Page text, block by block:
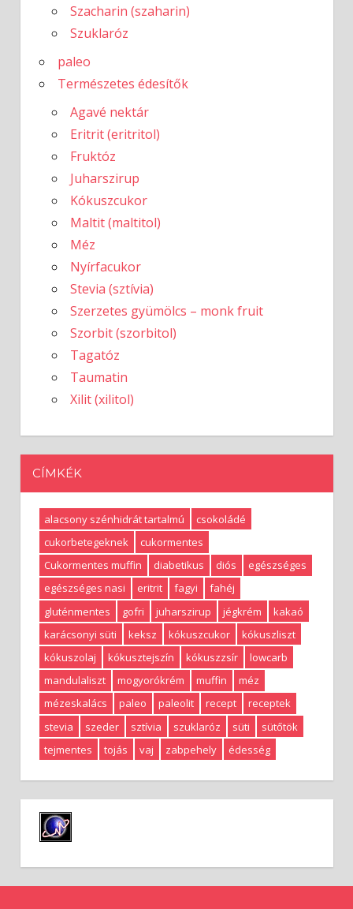
Szacharin (szaharin)
Szuklaróz
paleo
Természetes édesítők
Agavé nektár
Eritrit (eritritol)
Fruktóz
Juharszirup
Kókuszcukor
Maltit (maltitol)
Méz
Nyírfacukor
Stevia (sztívia)
Szerzetes gyümölcs – monk fruit
Szorbit (szorbitol)
Tagatóz
Taumatin
Xilit (xilitol)
CÍMKÉK
alacsony szénhidrát tartalmú
csokoládé
cukorbetegeknek
cukormentes
Cukormentes muffin
diabetikus diós
egészséges
egészséges nasi
eritrit fagyi
fahéj
gluténmentes
gofri juharszirup jégkrém
kakaó
karácsonyi süti
keksz kókuszcukor
kókuszliszt
kókuszolaj
kókusztejszín kókuszzsír
lowcarb
mandulaliszt
mogyorókrém muffin
méz
mézeskalács
paleo paleolit recept
receptek
stevia
szeder sztívia szuklaróz süti
sütőtök
tejmentes
tojás vaj zabpehely édesség